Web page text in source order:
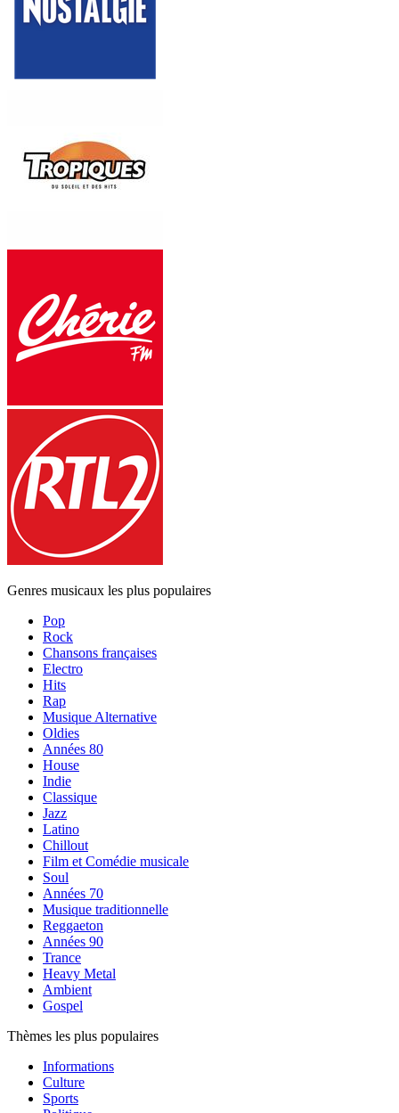
Genres musicaux les plus populaires
Pop
Rock
Chansons françaises
Electro
Hits
Rap
Musique Alternative
Oldies
Années 80
House
Indie
Classique
Jazz
Latino
Chillout
Film et Comédie musicale
Soul
Années 70
Musique traditionnelle
Reggaeton
Années 90
Trance
Heavy Metal
Ambient
Gospel
Thèmes les plus populaires
Informations
Culture
Sports